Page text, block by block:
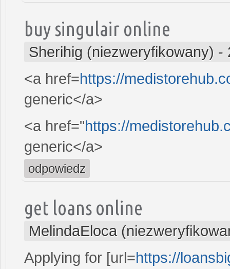
buy singulair online
Sherihig (niezweryfikowany) -
<a href=https://
generic</a>
<a href="https://
generic</a>
odpowiedz
get loans online
MelindaEloca
Applying for [url=https://